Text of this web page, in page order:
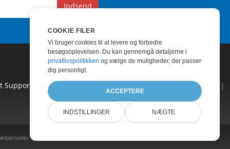
Indsend
Support Betalt Rådgivning Hjemmesider |
COOKIE FILER
Vi bruger cookies til at levere og forbedre
besøgsoplevelsen. Du kan gennemgå detaljerne i
privatlivspolitikken og vælge de muligheder, der passer
dig personligt.
ACCEPTERE
INDSTILLINGER NÆGTE